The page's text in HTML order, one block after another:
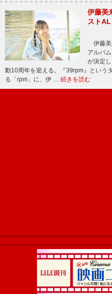
伊藤美
スト
伊藤美
アルバ
が決定
動10周年を迎える。『39rpm』という
る「rpm」に、伊 … 続きを読む